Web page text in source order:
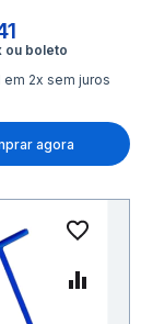
em 2x sem juros
agora
de
Comparar